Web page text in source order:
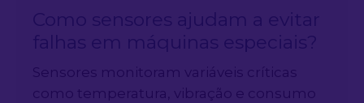
Como sensores ajudam a evitar
falhas em máquinas especiais?
Sensores monitoram variáveis críticas
como temperatura, vibração e consumo